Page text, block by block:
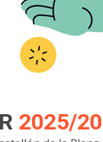
2025/